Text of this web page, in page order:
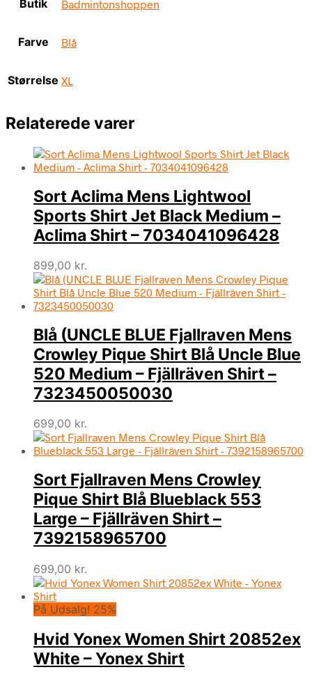
Butik Badmintonshoppen
Farve Blå
Størrelse XL
Relaterede varer
Sort Aclima Mens Lightwool
Sports Shirt Jet Black Medium –
Aclima Shirt – 7034041096428
899,00 kr.
Blå (UNCLE BLUE Fjallraven Mens
Crowley Pique Shirt Blå Uncle Blue
520 Medium – Fjällräven Shirt –
7323450050030
699,00 kr.
Sort Fjallraven Mens Crowley
Pique Shirt Blå Blueblack 553
Large – Fjällräven Shirt –
7392158965700
699,00 kr.
På Udsalg! 25%
Hvid Yonex Women Shirt 20852ex
White – Yonex Shirt